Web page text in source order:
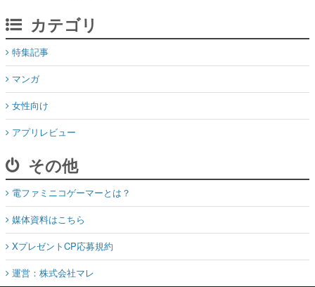
カテゴリ
特集記事
マンガ
女性向け
アプリレビュー
その他
電ファミニコゲーマーとは？
媒体資料はこちら
XプレゼントCP応募規約
運営：株式会社マレ